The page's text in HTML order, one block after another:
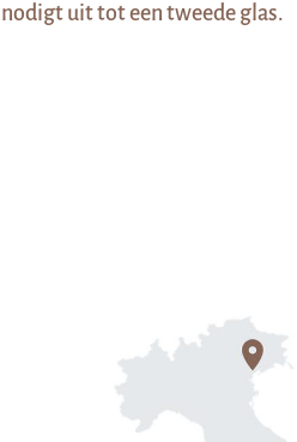
uit tot een tweede glas.